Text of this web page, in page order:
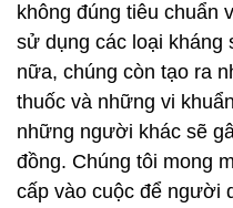
không đúng tiêu chuẩn
sử dụng các loại kháng
nữa, chúng còn tạo ra
thuốc và những vi
những người khác sẽ
đồng. Chúng tôi mong
cấp vào cuộc để người